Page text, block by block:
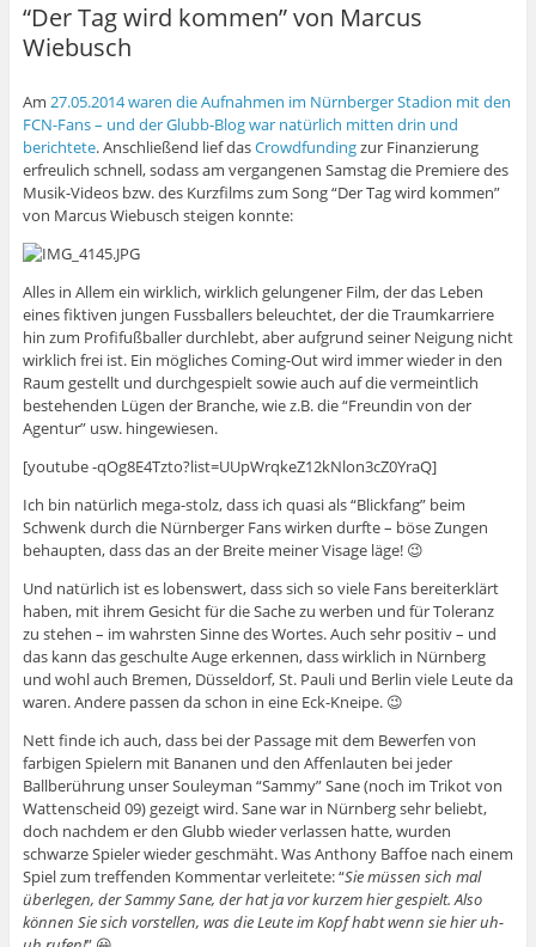
“Der Tag wird kommen” von Marcus
Wiebusch
Am 27.05.2014 waren die Aufnahmen im Nürnberger Stadion mit den
FCN-Fans – und der Glubb-Blog war natürlich mitten drin und
berichtete. Anschließend lief dasCrowdfundingzur Finanzierung
erfreulich schnell, sodass am vergangenen Samstag die Premiere des
Musik-Videos bzw. des Kurzfilms zum Song “Der Tag wird kommen”
von Marcus Wiebusch steigen konnte:
Alles in Allem ein wirklich, wirklich gelungener Film, der das Leben
eines fiktiven jungen Fussballers beleuchtet, der die Traumkarriere
hin zum Profifußballer durchlebt, aber aufgrund seiner Neigung nicht
wirklich frei ist. Ein mögliches Coming-Out wird immer wieder in den
Raum gestellt und durchgespielt sowie auch auf die vermeintlich
bestehenden Lügen der Branche, wie z.B. die “Freundin von der
Agentur” usw. hingewiesen.
[youtube -qOg8E4Tzto?list=UUpWrqkeZ12kNlon3cZ0YraQ]
Ich bin natürlich mega-stolz, dass ich quasi als “Blickfang” beim
Schwenk durch die Nürnberger Fans wirken durfte – böse Zungen
behaupten, dass das an der Breite meiner Visage läge! 😉
Und natürlich ist es lobenswert, dass sich so viele Fans bereiterklärt
haben, mit ihrem Gesicht für die Sache zu werben und für Toleranz
zu stehen – im wahrsten Sinne des Wortes. Auch sehr positiv – und
das kann das geschulte Auge erkennen, dass wirklich in Nürnberg
und wohl auch Bremen, Düsseldorf, St. Pauli und Berlin viele Leute da
waren. Andere passen da schon in eine Eck-Kneipe. 😉
Nett finde ich auch, dass bei der Passage mit dem Bewerfen von
farbigen Spielern mit Bananen und den Affenlauten bei jeder
Ballberührung unser Souleyman “Sammy” Sane (noch im Trikot von
Wattenscheid 09) gezeigt wird. Sane war in Nürnberg sehr beliebt,
doch nachdem er den Glubb wieder verlassen hatte, wurden
schwarze Spieler wieder geschmäht. Was Anthony Baffoe nach einem
Spiel zum treffenden Kommentar verleitete: “Sie müssen sich mal
überlegen, der Sammy Sane, der hat ja vor kurzem hier gespielt. Also
können Sie sich vorstellen, was die Leute im Kopf habt wenn sie hier uh-